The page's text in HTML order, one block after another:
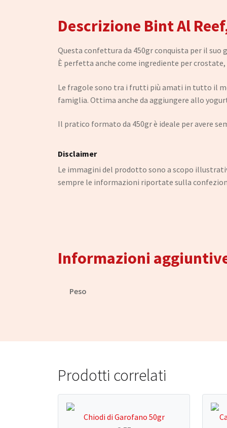
Descrizione Bint Al
Questa confettura da 450gr conquista per il
È perfetta anche come ingrediente per
Le fragole sono tra i frutti più amati in tutto il
famiglia. Ottima anche da aggiungere allo
Il pratico formato da 450gr è ideale per avere
Disclaimer
Le immagini del prodotto sono a scopo
sempre le informazioni riportate sulla
Informazioni
Peso
Prodotti correlati
Chiodi di Garofano 50gr